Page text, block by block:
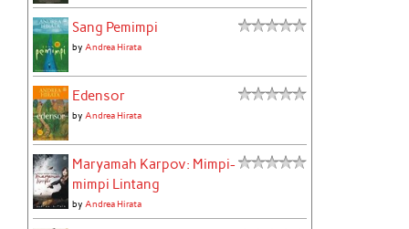
Sang Pemimpi
byAndrea Hirata
Edensor
byAndrea Hirata
Maryamah Karpov: Mimpi-
mimpi Lintang
byAndrea Hirata